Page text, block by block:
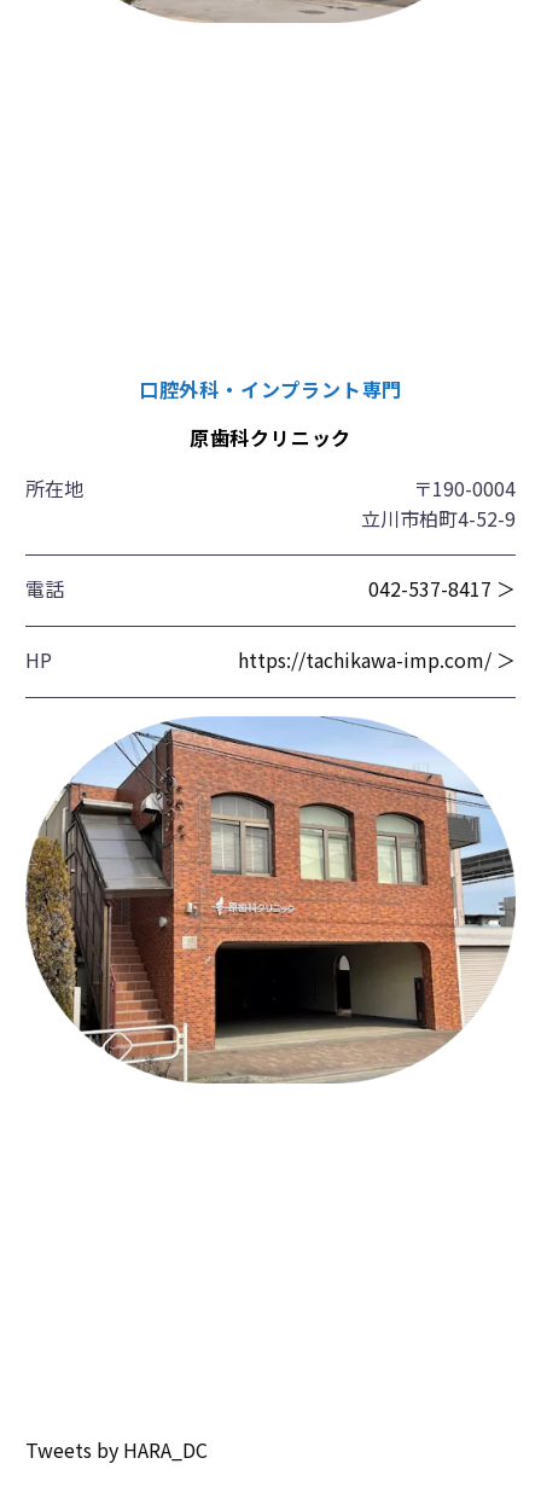
口腔外科・インプラント専門
原歯科クリニック
所在地
〒190-0004
立川市柏町4-52-9
電話 042-537-8417 ＞
HP https://tachikawa-imp.com/ ＞
Tweets by HARA_DC